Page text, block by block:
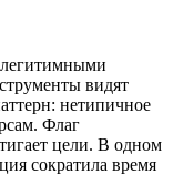
видят
нетипичное
Флаг
цели. В одном
сократила время